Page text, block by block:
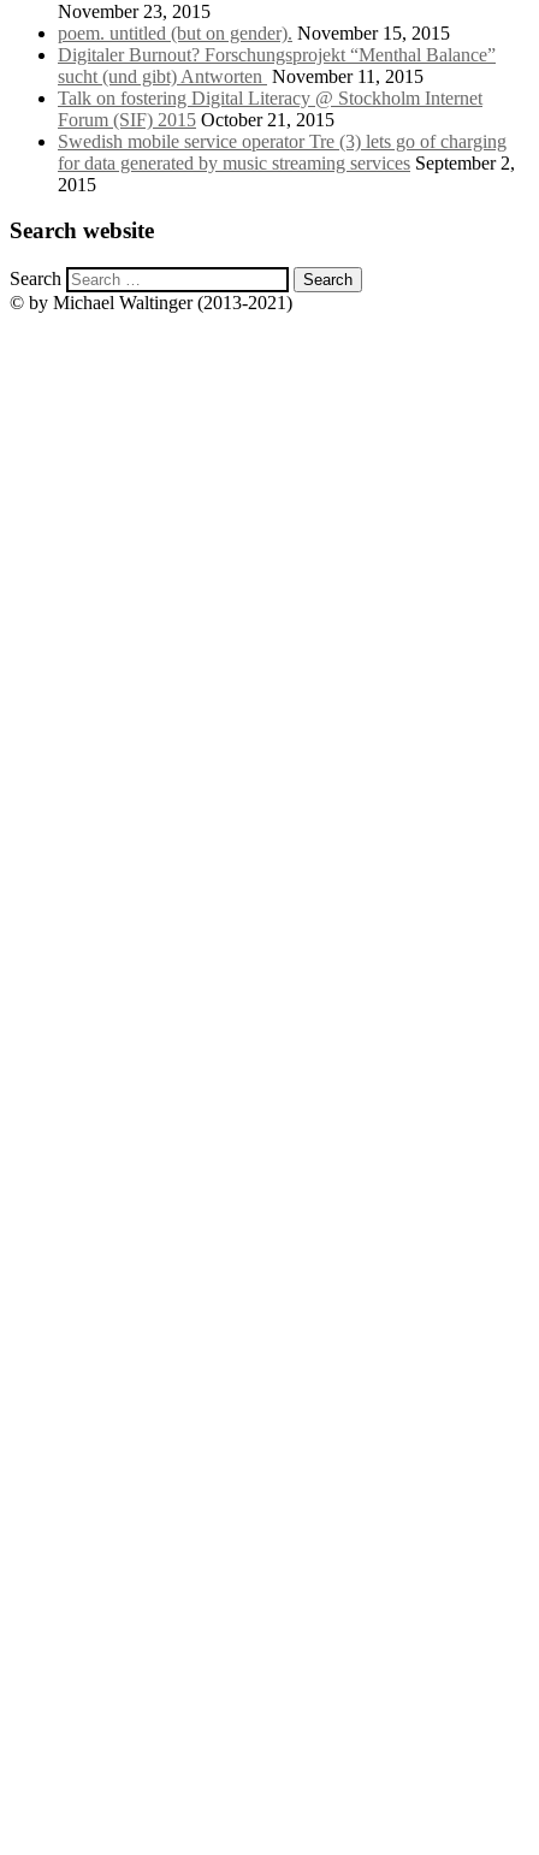
November 23, 2015
poem. untitled (but on gender). November 15, 2015
Digitaler Burnout? Forschungsprojekt “Menthal Balance”
sucht (und gibt) Antworten November 11, 2015
Talk on fostering Digital Literacy @ Stockholm Internet
Forum (SIF) 2015 October 21, 2015
Swedish mobile service operator Tre (3) lets go of charging
for data generated by music streaming services September 2,
2015
Search website
Search
© by Michael Waltinger (2013-2021)